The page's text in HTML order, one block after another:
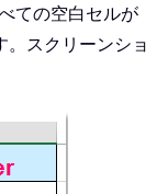
ての空白セルが
。スクリーンショ